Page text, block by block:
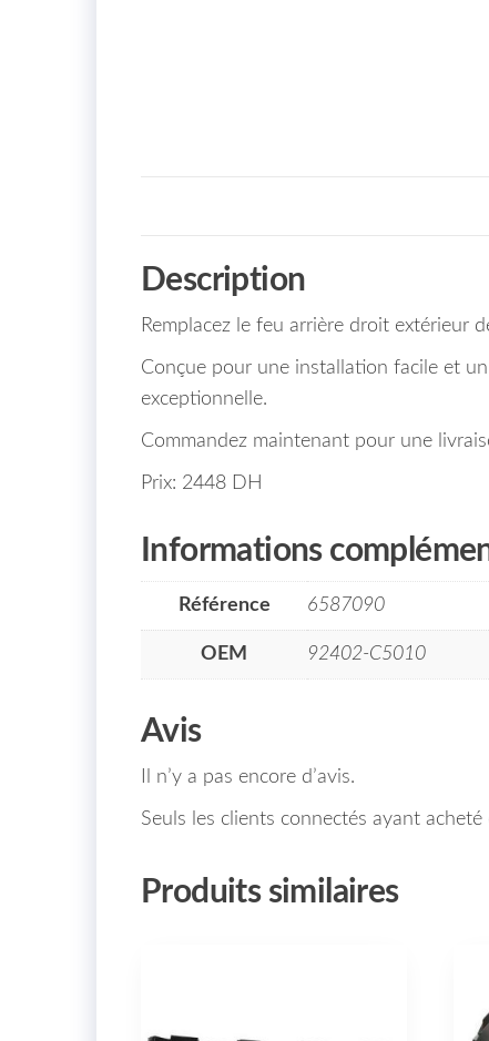
Description
Remplacez le feu arrière droit extérieur
Conçue pour une installation facile et
exceptionnelle.
Commandez maintenant pour une
Prix: 2448 DH
Informations
Référence 6587090
OEM 92402-C5010
Avis
Il n’y a pas encore d’avis.
Seuls les clients connectés ayant
Produits similaires